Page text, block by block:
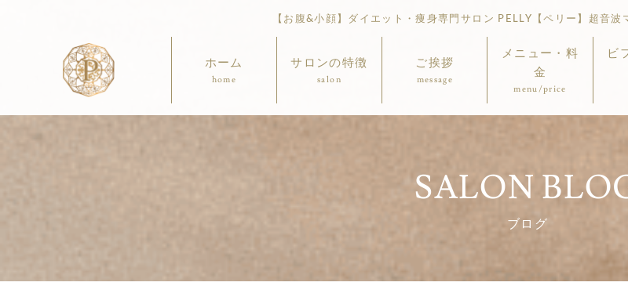
【お腹&小顔】ダイエット・痩身専門サロン PELLY【ペリー】超音
ホーム
home
サロンの特徴
salon
ご挨拶
message
メニュー・料
金
menu/price
ビ
SALON
ブログ